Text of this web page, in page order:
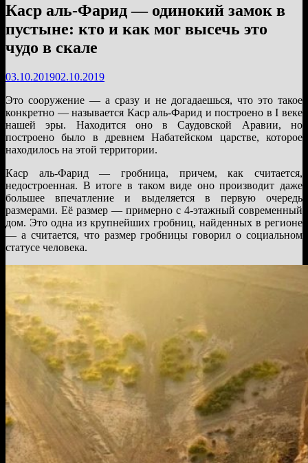
Каср аль-Фарид — одинокий замок в
пустыне: кто и как мог высечь это
чудо в скале
03.10.201902.10.2019
Это сооружение — а сразу и не догадаешься, что это такое
конкретно — называется Каср аль-Фарид и построено в I веке
нашей эры. Находится оно в Саудовской Аравии, но
построено было в древнем Набатейском царстве, которое
находилось на этой территории.
Каср аль-Фарид — гробница, причем, как считается,
недостроенная. В итоге в таком виде оно производит даже
большее впечатление и выделяется в первую очередь
размерами. Её размер — примерно с 4-этажный современный
дом. Это одна из крупнейших гробниц, найденных в регионе
— а считается, что размер гробницы говорил о социальном
статусе человека.